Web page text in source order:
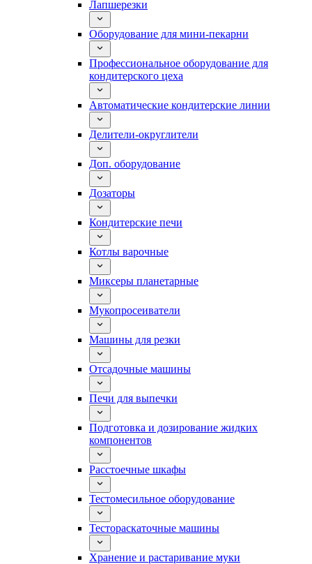
Лапшерезки
Оборудование для мини-пекарни
Профессиональное оборудование для
кондитерского цеха
Автоматические кондитерские линии
Делители-округлители
Доп. оборудование
Дозаторы
Кондитерские печи
Котлы варочные
Миксеры планетарные
Мукопросеиватели
Машины для резки
Отсадочные машины
Печи для выпечки
Подготовка и дозирование жидких
компонентов
Расстоечные шкафы
Тестомесильное оборудование
Тестораскаточные машины
Хранение и растаривание муки